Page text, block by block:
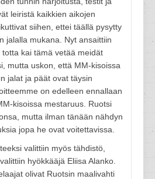
leiristä kaikkien aikojen
siihen, ettei täällä pysytty
jalalla mukana. Nyt ansaittiin
kai tämä vetää meidät
mutta uskon, että MM-kisoissa
jalat ja päät ovat täysin
on edelleen ennallaan
kisoissa mestaruus. Ruotsi
mutta ilman tänään nähdyn
jopa he ovat voitettavissa.
valittiin myös tähdistö,
hyökkääjä Eliisa Alanko.
olivat Ruotsin maalivahti